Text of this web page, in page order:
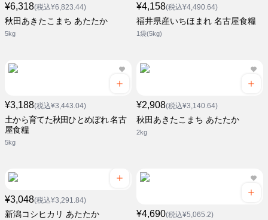
¥6,318(税込¥6,823.44)
秋田あきたこまち あたたか
5kg
¥4,158(税込¥4,490.64)
福井県産いちほまれ 名古屋食糧
1袋(5kg)
¥3,188(税込¥3,443.04)
土から育てた秋田ひとめぼれ 名古
屋食糧
5kg
¥2,908(税込¥3,140.64)
秋田あきたこまち あたたか
2kg
¥3,048(税込¥3,291.84)
新潟コシヒカリ あたたか ¥4,690(税込¥5,065.2)